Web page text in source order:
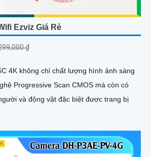
Ezviz Giá Rẻ
₫
4K không chỉ chất lượng hình ảnh sáng
Progressive Scan CMOS mà còn có
và động vật đặc biệt được trang bị